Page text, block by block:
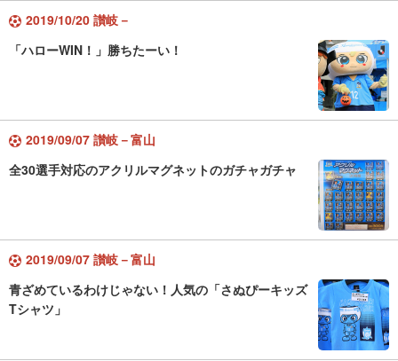
2019/10/20 讃岐－
「ハローWIN！」勝ちたーい！
2019/09/07 讃岐－富山
全30選手対応のアクリルマグネットのガチャガチャ
2019/09/07 讃岐－富山
青ざめているわけじゃない！人気の「さぬぴーキッズ
Tシャツ」